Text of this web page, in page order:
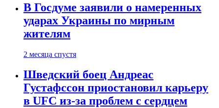
В Госдуме заявили о намеренных
ударах Украины по мирным
жителям
2 месяца спустя
Шведский боец Андреас
Густафссон приостановил карьеру
в UFC из-за проблем с сердцем